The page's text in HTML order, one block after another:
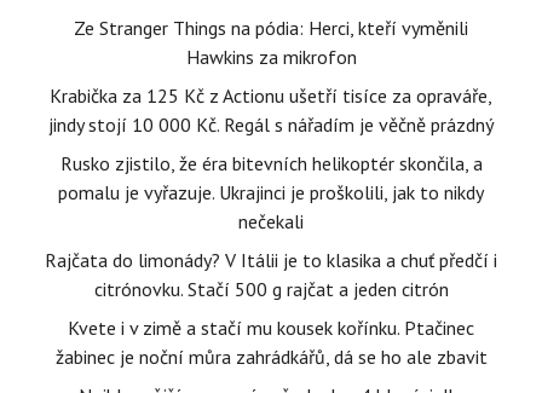
Ze Stranger Things na pódia: Herci, kteří vyměnili
Hawkins za mikrofon
Krabička za 125 Kč z Actionu ušetří tisíce za opraváře,
jindy stojí 10 000 Kč. Regál s nářadím je věčně prázdný
Rusko zjistilo, že éra bitevních helikoptér skončila, a
pomalu je vyřazuje. Ukrajinci je proškolili, jak to nikdy
nečekali
Rajčata do limonády? V Itálii je to klasika a chuť předčí i
citrónovku. Stačí 500 g rajčat a jeden citrón
Kvete i v zimě a stačí mu kousek kořínku. Ptačinec
žabinec je noční můra zahrádkářů, dá se ho ale zbavit